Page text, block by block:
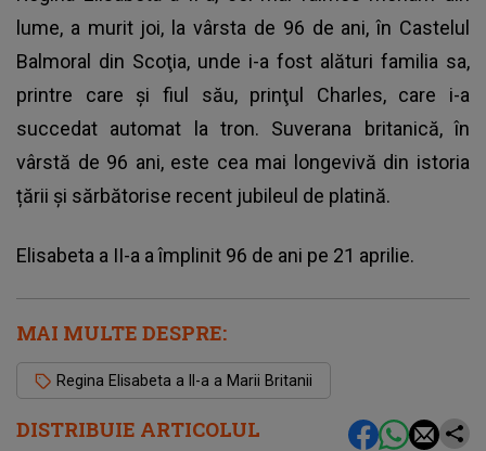
DISTRIBUIE ARTICOLUL
lume, a murit joi, la vârsta de 96 de ani, în Castelul
Balmoral din Scoţia, unde i-a fost alături familia sa,
printre care şi fiul său, prinţul Charles, care i-a
succedat automat la tron. Suverana britanică, în
vârstă de 96 ani, este cea mai longevivă din istoria
țării și sărbătorise recent jubileul de platină.
Elisabeta a II-a a împlinit 96 de ani pe 21 aprilie.
MAI MULTE DESPRE:
Regina Elisabeta a II-a a Marii Britanii